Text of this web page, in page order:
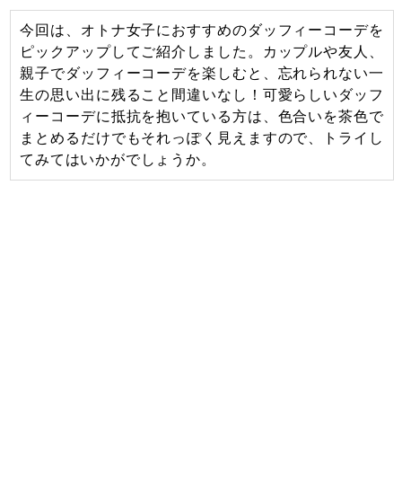
今回は、オトナ女子におすすめのダッフィーコーデを
ピックアップしてご紹介しました。カップルや友人、
親子でダッフィーコーデを楽しむと、忘れられない一
生の思い出に残ること間違いなし！可愛らしいダッフ
ィーコーデに抵抗を抱いている方は、色合いを茶色で
まとめるだけでもそれっぽく見えますので、トライし
てみてはいかがでしょうか。